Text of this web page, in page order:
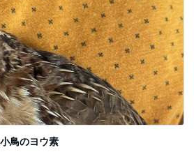
鳥のヨウ素